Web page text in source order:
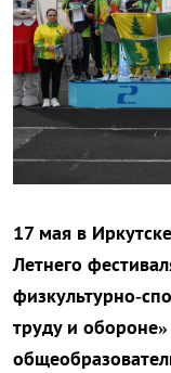
17 мая в
Летнего
труду и